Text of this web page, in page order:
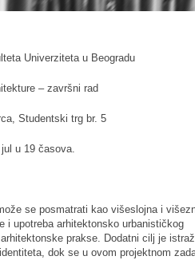
Univerziteta u Beogradu
– završni rad
Studentski trg br. 5
u 19 časova.
se posmatrati kao višeslojna i
i upotreba arhitektonsko urbanističkog
prakse. Dodatni cilj je
dok se u ovom projektnom